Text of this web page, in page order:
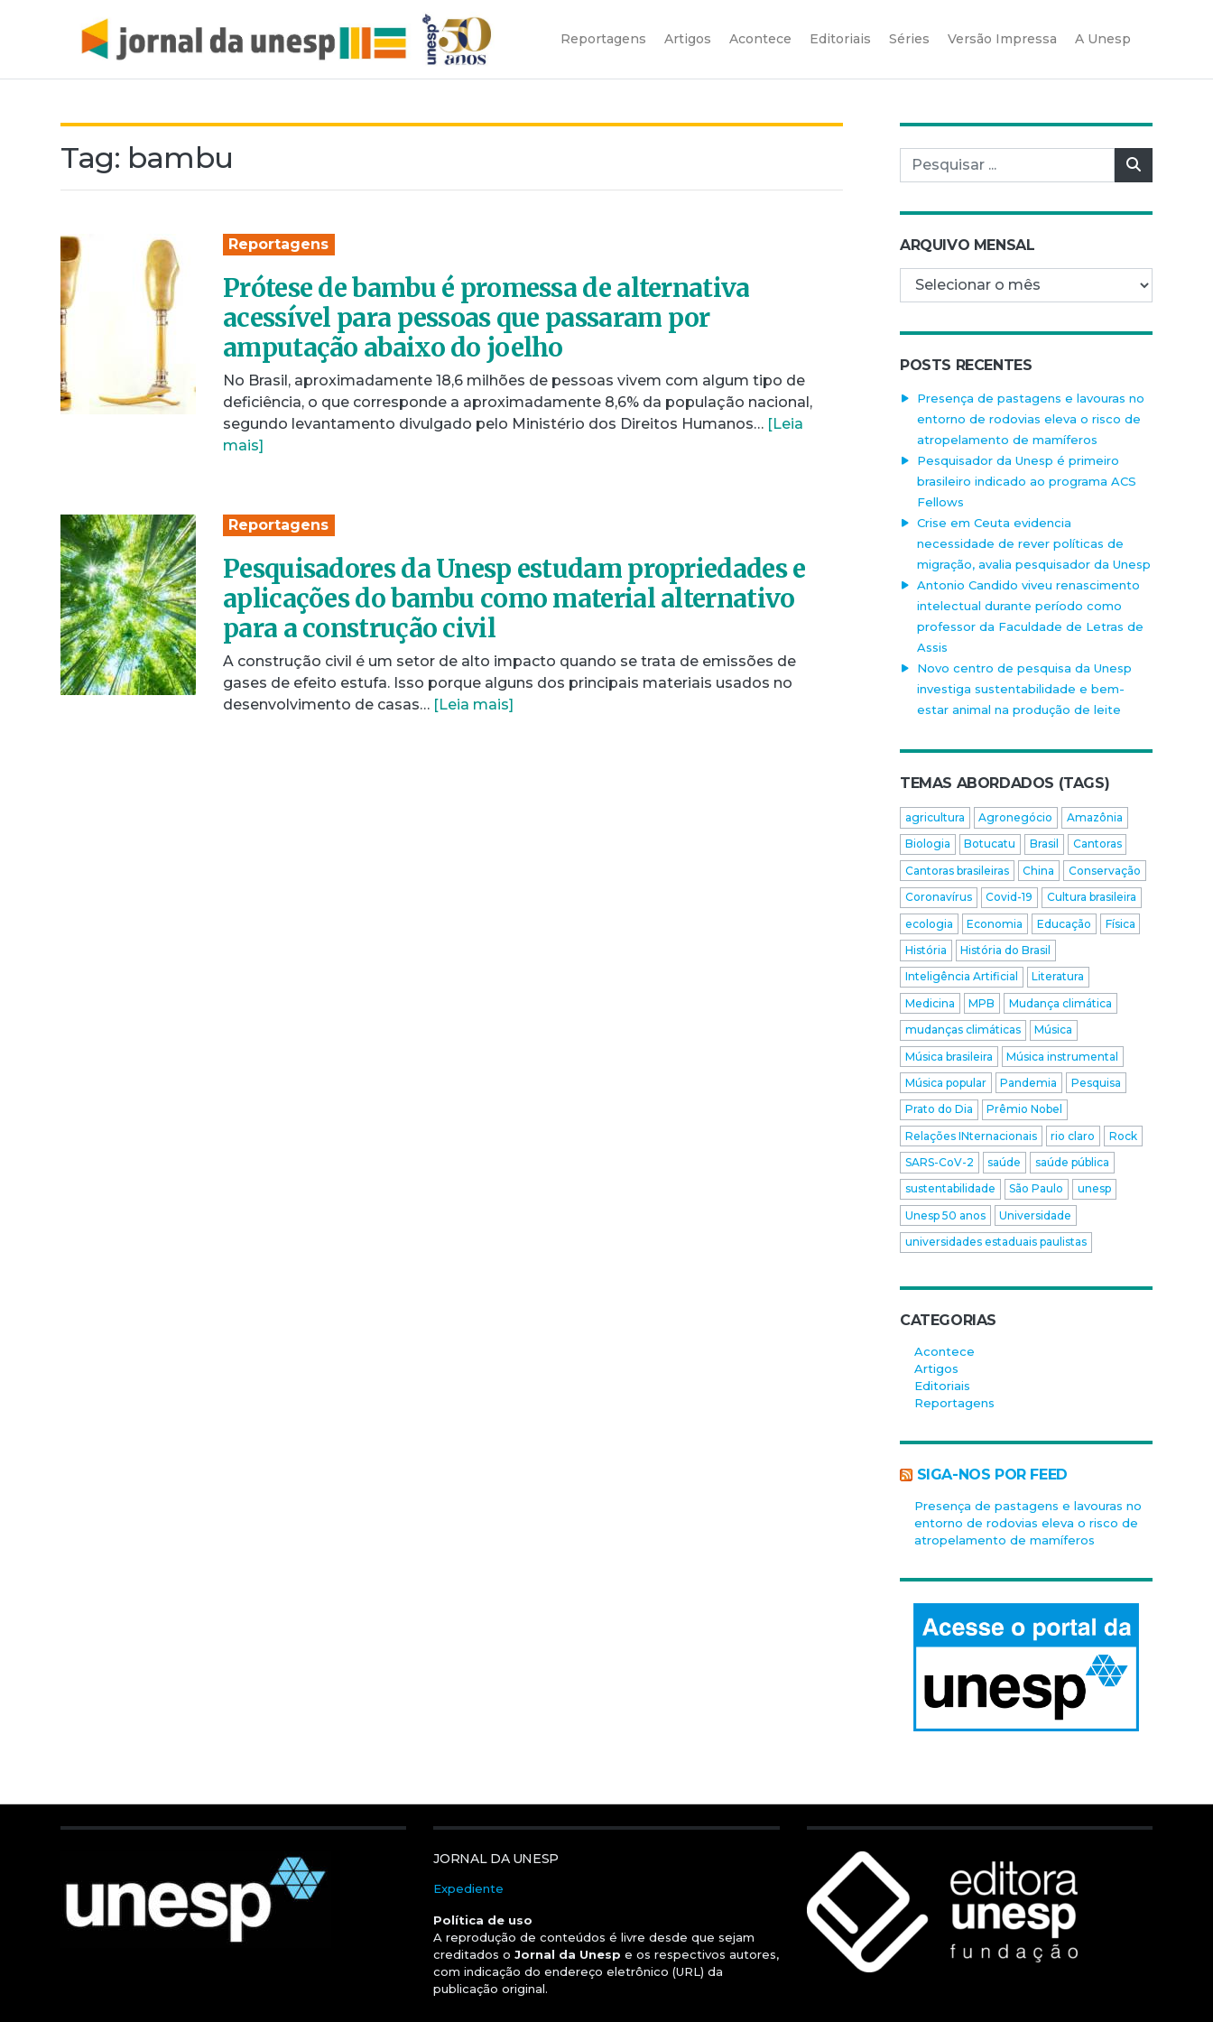
Reportagens Artigos Acontece Editoriais Séries Versão Impressa A Unesp
Tag: bambu
Reportagens
Prótese de bambu é promessa de alternativa
acessível para pessoas que passaram por
amputação abaixo do joelho
No Brasil, aproximadamente 18,6 milhões de pessoas vivem com algum tipo de
deficiência, o que corresponde a aproximadamente 8,6% da população nacional,
segundo levantamento divulgado pelo Ministério dos Direitos Humanos… [Leia
mais]
Reportagens
Pesquisadores da Unesp estudam propriedades e
aplicações do bambu como material alternativo
para a construção civil
A construção civil é um setor de alto impacto quando se trata de emissões de
gases de efeito estufa. Isso porque alguns dos principais materiais usados no
desenvolvimento de casas… [Leia mais]
Pesquisar por:
ARQUIVO MENSAL
Arquivo mensal
POSTS RECENTES
Presença de pastagens e lavouras no
entorno de rodovias eleva o risco de
atropelamento de mamíferos
Pesquisador da Unesp é primeiro
brasileiro indicado ao programa ACS
Fellows
Crise em Ceuta evidencia
necessidade de rever políticas de
migração, avalia pesquisador da Unesp
Antonio Candido viveu renascimento
intelectual durante período como
professor da Faculdade de Letras de
Assis
Novo centro de pesquisa da Unesp
investiga sustentabilidade e bem-
estar animal na produção de leite
TEMAS ABORDADOS (TAGS)
agricultura Agronegócio
Amazônia
Biologia
Botucatu Brasil
Cantoras
Cantoras brasileiras
China
Conservação
Coronavírus
Covid-19
Cultura brasileira
ecologia
Economia Educação
Física
História
História do Brasil
Inteligência Artificial
Literatura
Medicina
MPB
Mudança climática
mudanças climáticas
Música
Música brasileira
Música instrumental
Música popular
Pandemia
Pesquisa
Prato do Dia
Prêmio Nobel
Relações INternacionais
rio claro
Rock
SARS-CoV-2
saúde
saúde pública
sustentabilidade
São Paulo
unesp
Unesp 50 anos
Universidade
universidades estaduais paulistas
CATEGORIAS
Acontece
Artigos
Editoriais
Reportagens
SIGA-NOS POR FEED
Presença de pastagens e lavouras no
entorno de rodovias eleva o risco de
atropelamento de mamíferos
JORNAL DA UNESP
Expediente
Política de uso
A reprodução de conteúdos é livre desde que sejam
creditados oJornal da Unesp e os respectivos autores,
com indicação do endereço eletrônico (URL) da
publicação original.